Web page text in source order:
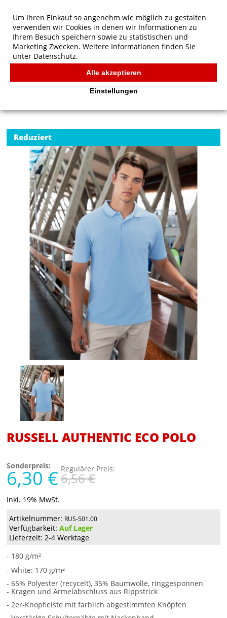
Russell Authentic Eco Polo
Reduziert
RUSSELL AUTHENTIC ECO POLO
Sonderpreis:
6,30 € Regulärer Preis:
6,56 €
Inkl. 19% MwSt.
Artikelnummer: RUS-501.00
Verfügbarkeit:Auf Lager
Lieferzeit: 2-4 Werktage
- 180 g/m²
- White: 170 g/m²
- 65% Polyester (recycelt), 35% Baumwolle, ringgesponnen
- Kragen und Ärmelabschluss aus Rippstrick
- 2er-Knopfleiste mit farblich abgestimmten Knöpfen
Um Ihren Einkauf so angenehm wie möglich zu gestalten
verwenden wir Cookies in denen wir Informationen zu
Ihrem Besuch speichern sowie zu statistischen und
Marketing Zwecken. Weitere Informationen finden Sie
unter Datenschutz.
Alle akzeptieren
Einstellungen